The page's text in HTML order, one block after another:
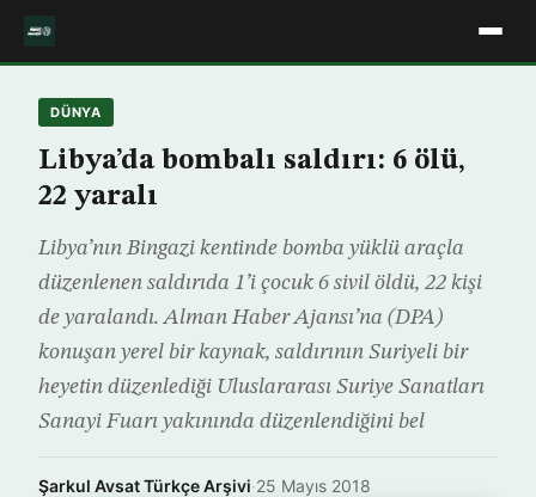
DÜNYA
Libya’da bombalı saldırı: 6 ölü,
22 yaralı
Libya’nın Bingazi kentinde bomba yüklü araçla
düzenlenen saldırıda 1’i çocuk 6 sivil öldü, 22 kişi
de yaralandı. Alman Haber Ajansı’na (DPA)
konuşan yerel bir kaynak, saldırının Suriyeli bir
heyetin düzenlediği Uluslararası Suriye Sanatları
Sanayi Fuarı yakınında düzenlendiğini bel
Şarkul Avsat Türkçe Arşivi·25 Mayıs 2018